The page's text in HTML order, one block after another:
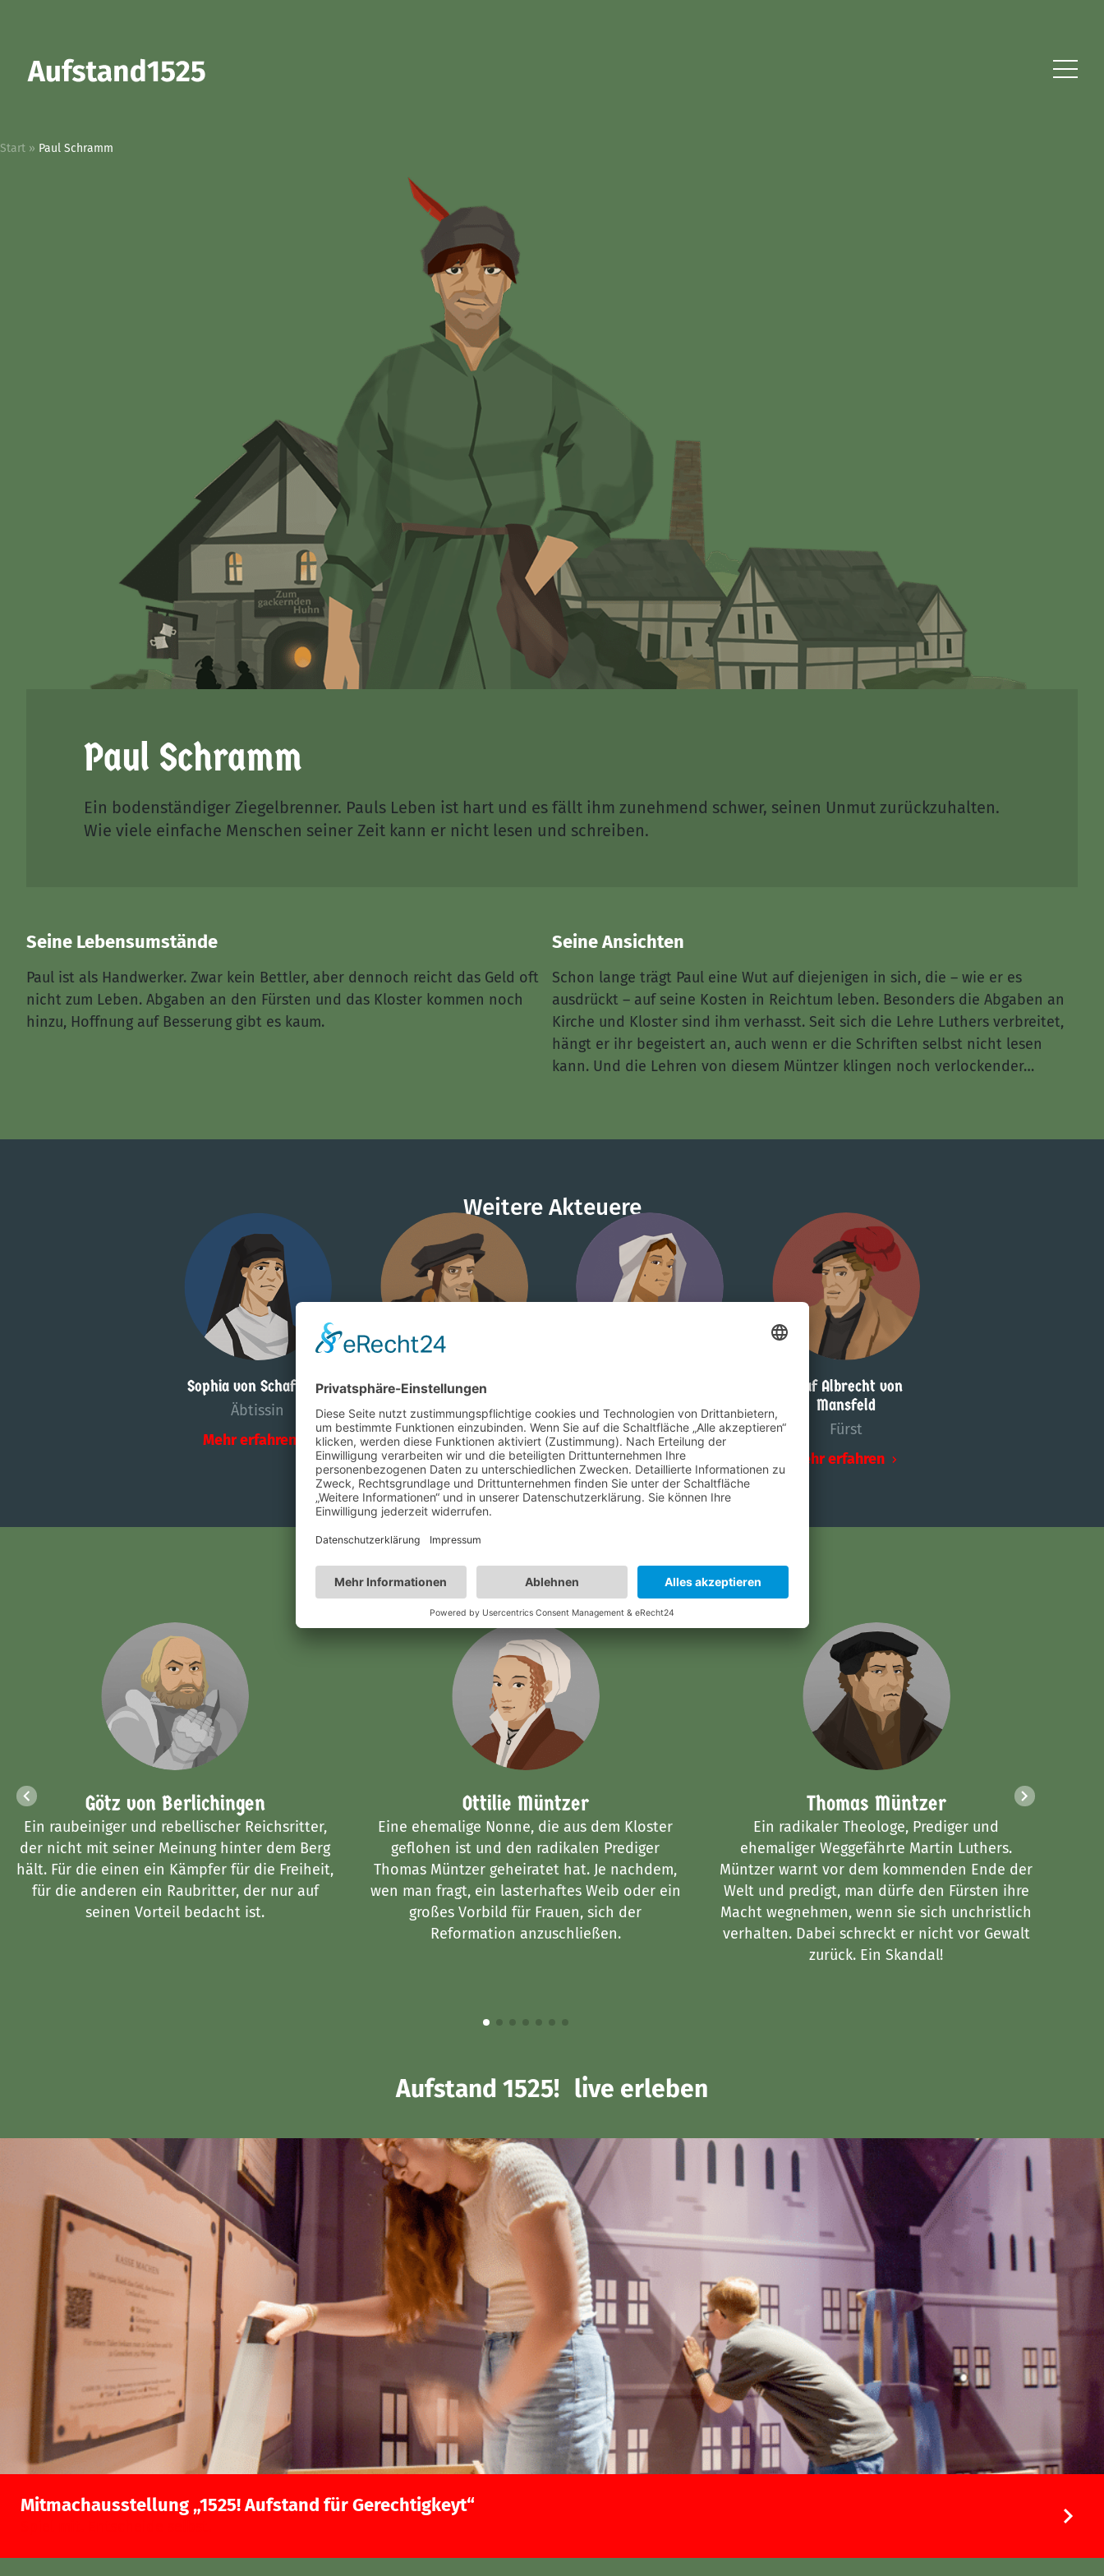
Datenschutz
Start » Paul Schramm
Paul Schramm
Ein bodenständiger Ziegelbrenner. Pauls Leben ist hart und es fällt ihm zunehmend schwer, seinen Unmut zurückzuhalten.
Wie viele einfache Menschen seiner Zeit kann er nicht lesen und schreiben.
Seine Lebensumstände
Paul ist als Handwerker. Zwar kein Bettler, aber dennoch reicht das Geld oft
nicht zum Leben. Abgaben an den Fürsten und das Kloster kommen noch
hinzu, Hoffnung auf Besserung gibt es kaum.
Seine Ansichten
Schon lange trägt Paul eine Wut auf diejenigen in sich, die – wie er es
ausdrückt – auf seine Kosten in Reichtum leben. Besonders die Abgaben an
Kirche und Kloster sind ihm verhasst. Seit sich die Lehre Luthers verbreitet,
hängt er ihr begeistert an, auch wenn er die Schriften selbst nicht lesen
kann. Und die Lehren von diesem Müntzer klingen noch verlockender…
Weitere Akteuere
Sophia von Schafstedt
Äbtissin
Mehr erfahren
Hans Zeiß
Beamter
Mehr erfahren
Bürgerstochter
Mehr erfahren
Graf Albrecht von
Mansfeld
Fürst
Mehr erfahren
Zeitgenossen
Götz von Berlichingen
Ein raubeiniger und rebellischer Reichsritter,
der nicht mit seiner Meinung hinter dem Berg
hält. Für die einen ein Kämpfer für die Freiheit,
für die anderen ein Raubritter, der nur auf
seinen Vorteil bedacht ist.
Ottilie Müntzer
Eine ehemalige Nonne, die aus dem Kloster
geflohen ist und den radikalen Prediger
Thomas Müntzer geheiratet hat. Je nachdem,
wen man fragt, ein lasterhaftes Weib oder ein
großes Vorbild für Frauen, sich der
Reformation anzuschließen.
Thomas Müntzer
Ein radikaler Theologe, Prediger und
ehemaliger Weggefährte Martin Luthers.
Müntzer warnt vor dem kommenden Ende der
Welt und predigt, man dürfe den Fürsten ihre
Macht wegnehmen, wenn sie sich unchristlich
verhalten. Dabei schreckt er nicht vor Gewalt
zurück. Ein Skandal!
Aufstand 1525! live erleben
Mitmachausstellung „1525! Aufstand für Gerechtigkeyt“